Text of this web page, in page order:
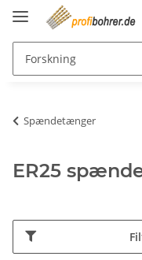
Spændetænger
ER25